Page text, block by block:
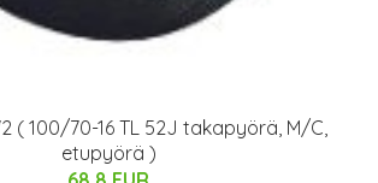
( 100/70-16 TL 52J takapyörä, M/C,
etupyörä )